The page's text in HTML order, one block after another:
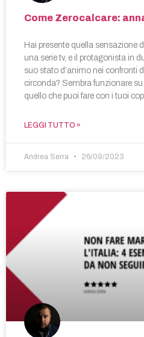
Come Zerocalcare:
Hai presente quella sensazione
una serie tv, e il protagonista in
suo stato d’animo nei confronti
circonda? Sembra funzionare
quello che puoi fare con i tuoi
LEGGI TUTTO »
Andrea Serra 26/09/2023